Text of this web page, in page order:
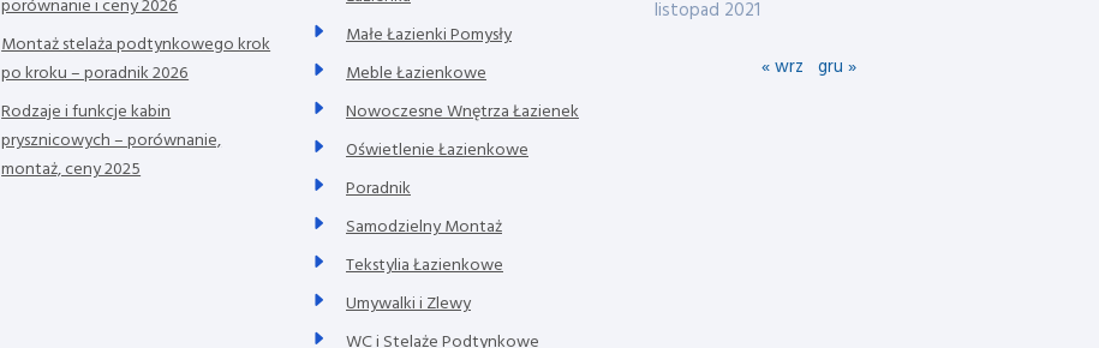
porównanie i ceny 2026
Montaż stelaża podtynkowego krok
po kroku – poradnik 2026
Rodzaje i funkcje kabin
prysznicowych – porównanie,
montaż, ceny 2025
Małe Łazienki Pomysły
Meble Łazienkowe
Nowoczesne Wnętrza Łazienek
Oświetlenie Łazienkowe
Poradnik
Samodzielny Montaż
Tekstylia Łazienkowe
Umywalki i Zlewy
WC i Stelaże Podtynkowe
listopad 2021
« wrz gru »